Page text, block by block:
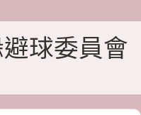
球委員會